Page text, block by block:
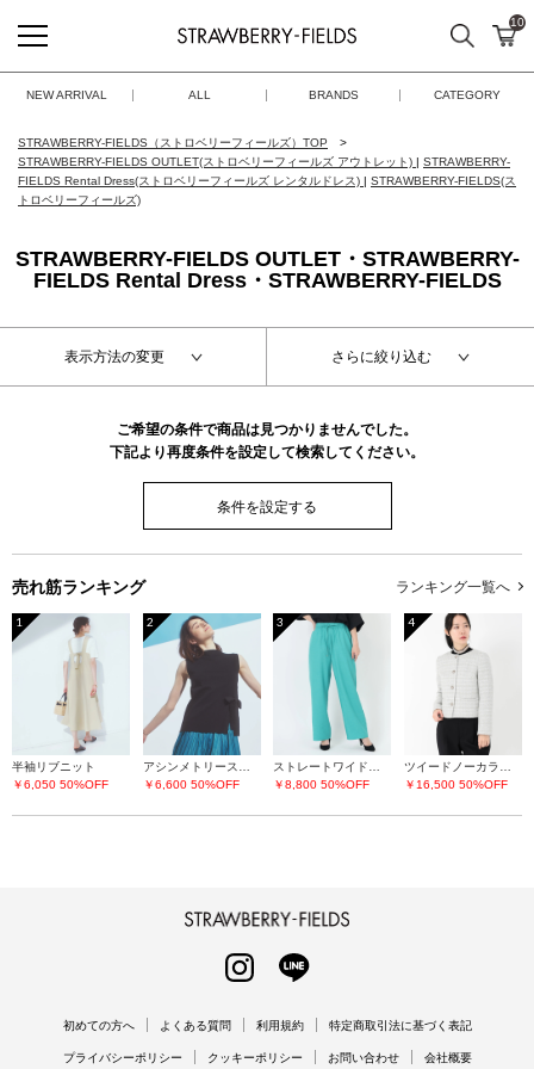
STRAWBERRY-FIELDS
検索 カ
10
NEW ARRIVAL ALL BRANDS CATEGORY
STRAWBERRY-FIELDS（ストロベリーフィールズ）TOP
STRAWBERRY-FIELDS OUTLET(ストロベリーフィールズ アウトレット) | STRAWBERRY-
FIELDS Rental Dress(ストロベリーフィールズ レンタルドレス) | STRAWBERRY-FIELDS(ス
トロベリーフィールズ)
STRAWBERRY-FIELDS OUTLET・STRAWBERRY-
FIELDS Rental Dress・STRAWBERRY-FIELDS
表示方法の変更 さらに絞り込む
ご希望の条件で商品は見つかりませんでした。
下記より再度条件を設定して検索してください。
条件を設定する
売れ筋ランキング ランキング一覧へ
1
半袖リブニット
￥6,050 50%OFF
2
アシンメトリースリットニット
￥6,600 50%OFF
3
ストレートワイドパンツ
￥8,800 50%OFF
4
ツイードノーカラージャケット
￥16,500 50%OFF
INSTAGRAM
初めての方へ よくある質問 利用規約 特定商取引法に基づく表記
プライバシーポリシー クッキーポリシー お問い合わせ 会社概要